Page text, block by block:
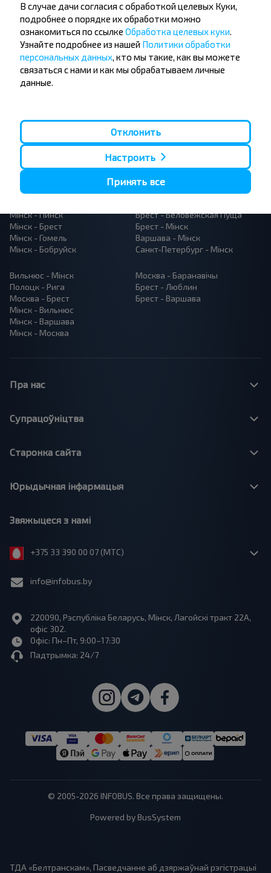
Падпісацц
Папулярныя аўтобусныя
напрамкі
Мінск - Несвиж
Мінск - Пинск
Мінск - Брест
Мінск - Гомель
Мінск - Бобруйск
Мінск - Баранавiчы
Гомель - Мінск
Брест - Беловежская Пуща
Брест - Мінск
Варшава - Мінск
Санкт-Петербург - Мінск
Вильнюс - Мінск
Полоцк - Рига
Москва - Брест
Мінск - Вильнюс
Мінск - Варшава
Мінск - Москва
Москва - Баранавiчы
Брест - Люблин
Брест - Варшава
Пра нас
Супрацоўніцтва
Старонка сайта
Юрыдычная інфармацыя
Звяжыцеся з намі
+375 33 390 00 07 (МТС)
info@infobus.by
220090, Рэспубліка Беларусь, Мінск, Лагойскі тракт 22A,
офіс 302.
Офіс: Пн–Пт, 9:00–17:30
Падтрымка: 24/7
© 2005-2026 INFOBUS. Все права защищены.
Powered by BusSystem
ТДА «Белтранскам», Пасведчанне аб дзяржаўнай рэгістрацыі
В случае дачи согласия с обработкой целевых Куки,
подробнее о порядке их обработки можно
ознакомиться по ссылке Обработка целевых куки.
Узнайте подробнее из нашей Политики обработки
персональных данных, кто мы такие, как вы можете
связаться с нами и как мы обрабатываем личные
данные.
Отклонить
Настроить
Принять все